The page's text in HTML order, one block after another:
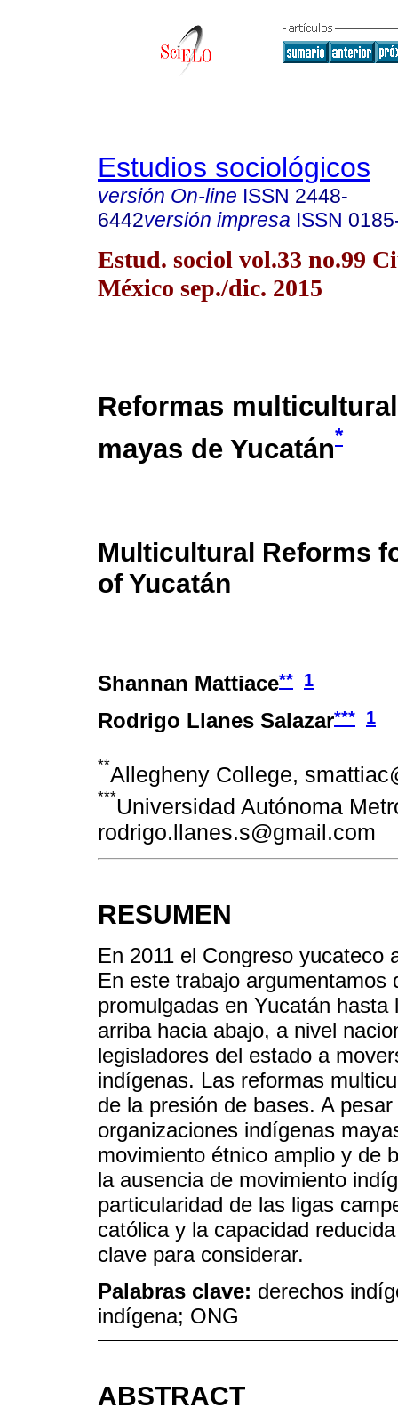
Estudios sociológicos
versión On-line ISSN 2448-
6442versión impresa ISSN
Estud. sociol vol.33 no.99
México sep./dic. 2015
Reformas
mayas de Yucatán*
Multicultural Reforms
of Yucatán
Shannan Mattiace** 1
Rodrigo Llanes Salazar*** 1
**Allegheny College,
***Universidad Autónoma
rodrigo.llanes.s@gmail.com
RESUMEN
En 2011 el Congreso yucateco
En este trabajo
promulgadas en Yucatán
arriba hacia abajo, a nivel
legisladores del estado a
indígenas. Las reformas
de la presión de bases. A
organizaciones indígenas
movimiento étnico amplio y de
la ausencia de movimiento
particularidad de las ligas
católica y la capacidad
clave para considerar.
Palabras clave: derechos
indígena; ONG
ABSTRACT